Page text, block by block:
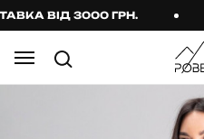
ВІД 3000 ГРН.